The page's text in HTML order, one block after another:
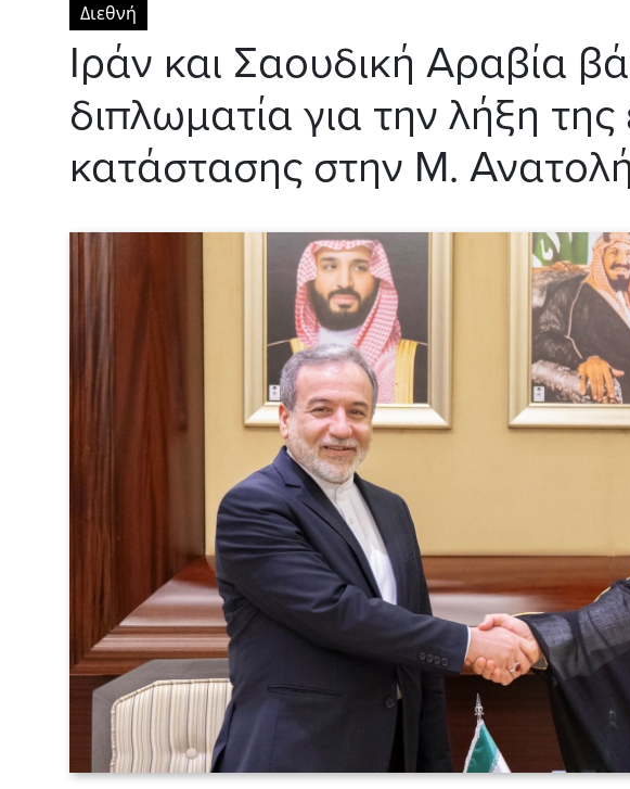
Διεθνή
Ιράν και Σαουδική Αραβία
διπλωματία για την λήξη
κατάστασης στην Μ. Ανατολή